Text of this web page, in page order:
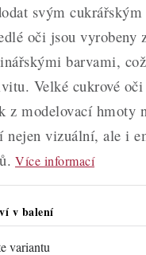
svým
oči jsou vyrobeny
barvami,
Velké cukrové
z modelovací hmoty
nejen vizuální, ale i
Více informací
v balení